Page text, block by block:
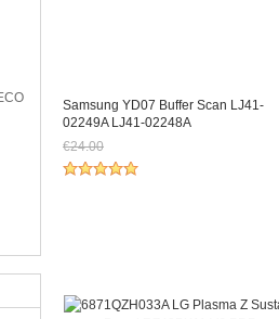
Samsung YD07 Buffer Scan LJ41-
02249A LJ41-02248A
€24.00
Jetzt nur noch €22.32